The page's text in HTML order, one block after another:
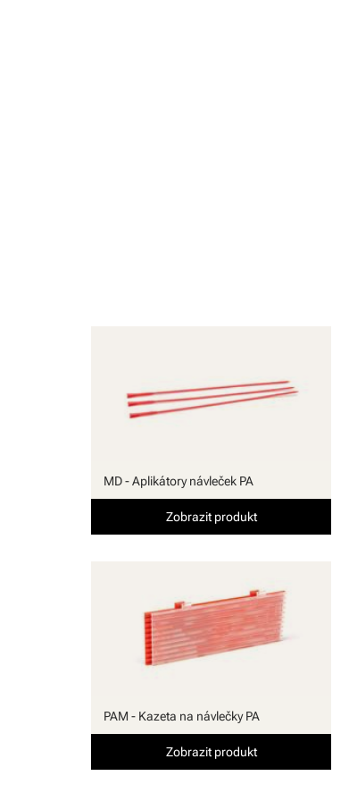
MD - Aplikátory návleček PA
Zobrazit produkt
PAM - Kazeta na návlečky PA
Zobrazit produkt